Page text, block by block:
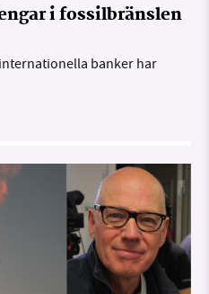
i fossilbränslen
banker har